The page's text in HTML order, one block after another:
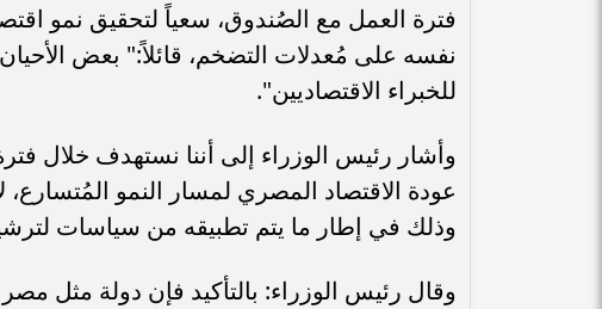
فترة العمل مع الصُندوق، سعياً لتحقيق نمو
نفسه على مُعدلات التضخم، قائلاً:" بعض
للخبراء الاقتصاديين".
وأشار رئيس الوزراء إلى أننا نستهدف خلال
وذلك في إطار ما يتم تطبيقه من سياسات
وقال رئيس الوزراء: بالتأكيد فإن دولة مثل